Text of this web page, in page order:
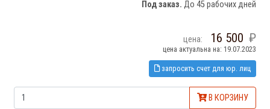
Под заказ. До 45 рабочих дней
цена: 16 500
цена актуальна на: 19.07.2023
запросить счет для юр. лиц
В КОРЗИНУ